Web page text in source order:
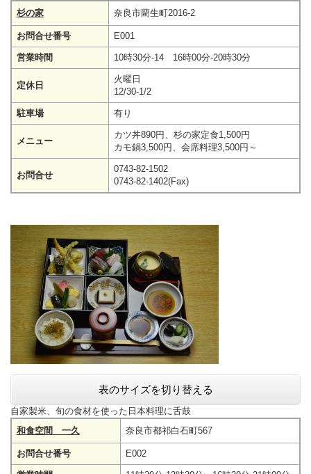
杉の家
奈良市藺生町2016-2
お問合せ番号 E001
営業時間 10時30分-14 16時00分-20時30分
定休日
火曜日
12/30-1/2
駐車場 有り
メニュー
カツ丼890円、杉の家定食1,500円
カモ鍋3,500円、会席料理3,500円～
お問合せ
0743-82-1502
0743-82-1402(Fax)
表のサイズを切り替える
自家製米、旬の食材を使った日本料理に舌鼓
和食空間 一久
奈良市都祁白石町567
お問合せ番号 E002